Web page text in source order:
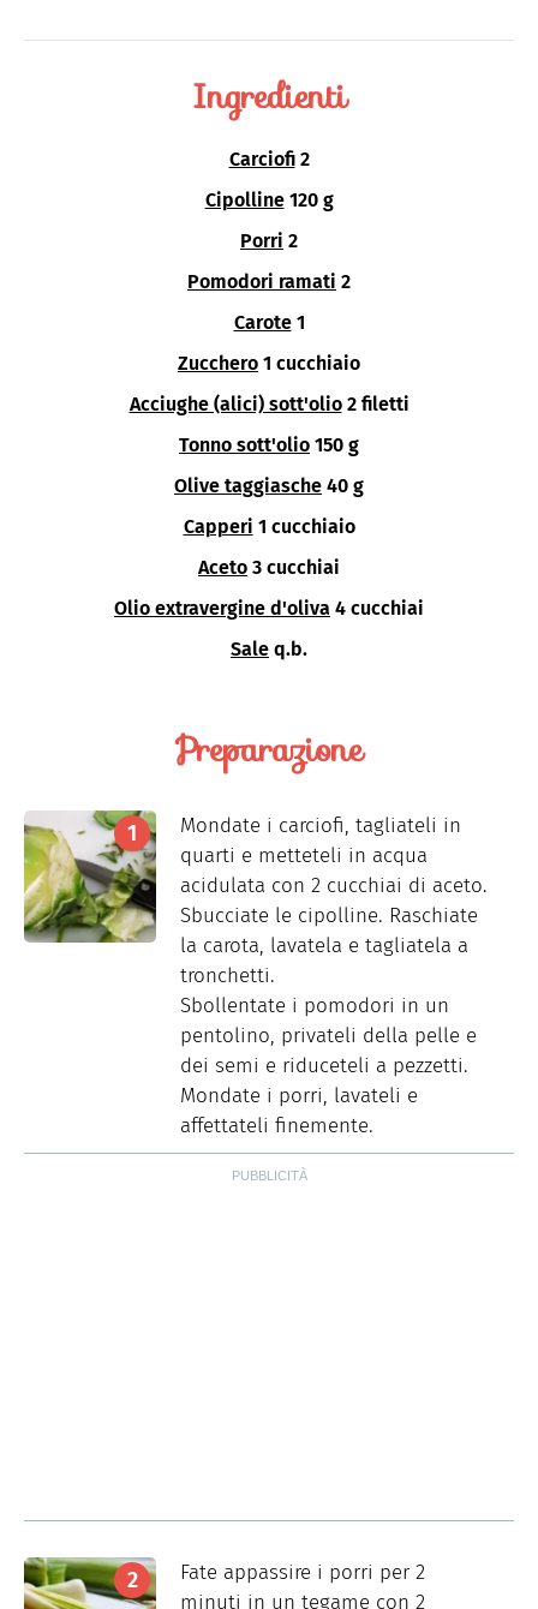
Ingredienti
Carciofi 2
Cipolline 120 g
Porri 2
Pomodori ramati 2
Carote 1
Zucchero 1 cucchiaio
Acciughe (alici) sott'olio 2 filetti
Tonno sott'olio 150 g
Olive taggiasche 40 g
Capperi 1 cucchiaio
Aceto 3 cucchiai
Olio extravergine d'oliva 4 cucchiai
Sale q.b.
Preparazione
Mondate i carciofi, tagliateli in
quarti e metteteli in acqua
acidulata con 2 cucchiai di aceto.
Sbucciate le cipolline. Raschiate
la carota, lavatela e tagliatela a
tronchetti.
Sbollentate i pomodori in un
pentolino, privateli della pelle e
dei semi e riduceteli a pezzetti.
Mondate i porri, lavateli e
affettateli finemente.
Fate appassire i porri per 2
minuti in un tegame con 2